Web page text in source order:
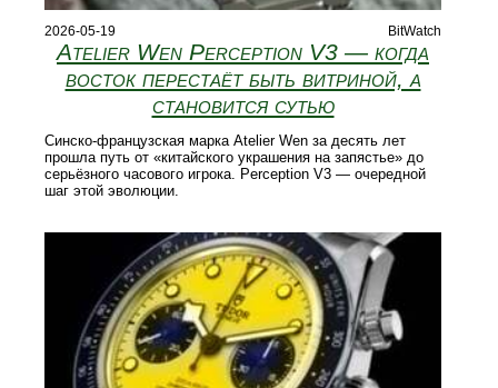
2026-05-19 BitWatch
Atelier Wen Perception V3 — когда
восток перестаёт быть витриной, а
становится сутью
Синско-французская марка Atelier Wen за десять лет
прошла путь от «китайского украшения на запястье» до
серьёзного часового игрока. Perception V3 — очередной
шаг этой эволюции.